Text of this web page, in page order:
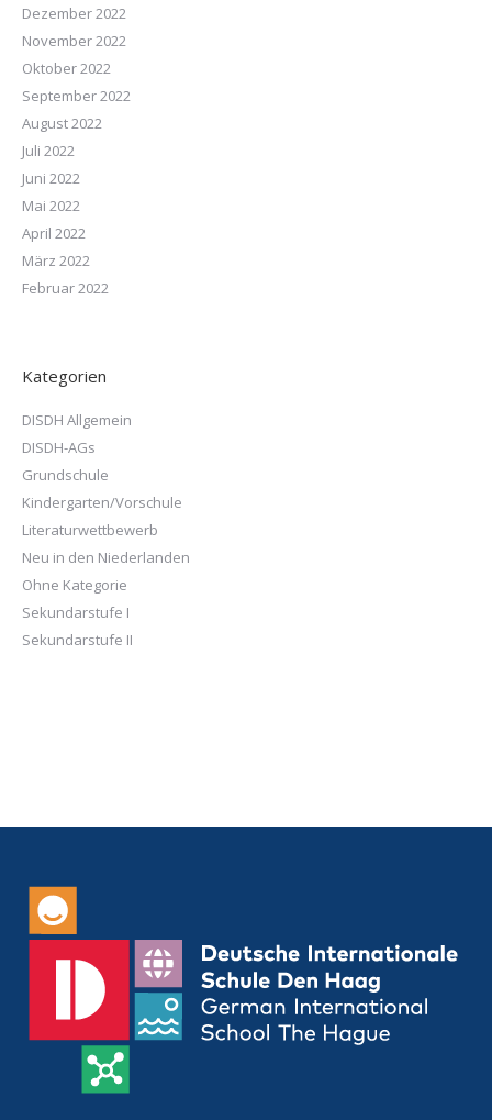
Dezember 2022
November 2022
Oktober 2022
September 2022
August 2022
Juli 2022
Juni 2022
Mai 2022
April 2022
März 2022
Februar 2022
Kategorien
DISDH Allgemein
DISDH-AGs
Grundschule
Kindergarten/Vorschule
Literaturwettbewerb
Neu in den Niederlanden
Ohne Kategorie
Sekundarstufe I
Sekundarstufe II